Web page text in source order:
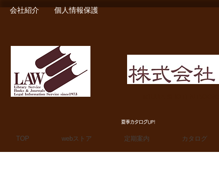
会社紹介 個人情報保護
夏季カタログUP!
TOP webストア 定期案内 カタログ